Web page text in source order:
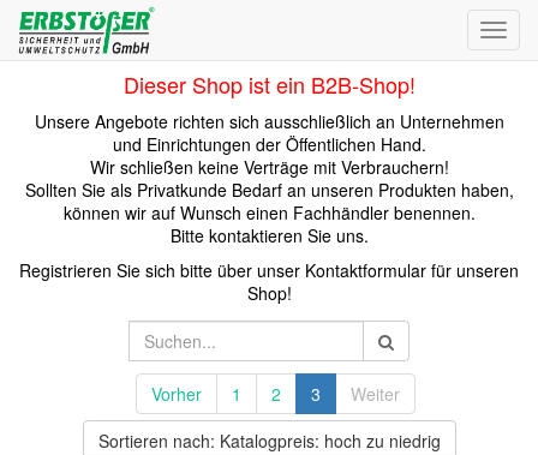
Dieser Shop ist ein B2B-Shop!
Unsere Angebote richten sich ausschließlich an Unternehmen
und Einrichtungen der Öffentlichen Hand.
Wir schließen keine Verträge mit Verbrauchern!
Sollten Sie als Privatkunde Bedarf an unseren Produkten haben,
können wir auf Wunsch einen Fachhändler benennen.
Bitte kontaktieren Sie uns.
Registrieren Sie sich bitte über unser Kontaktformular für unseren
Shop!
Vorher 1 2 3
Weiter
Sortieren nach: Katalogpreis: hoch zu niedrig